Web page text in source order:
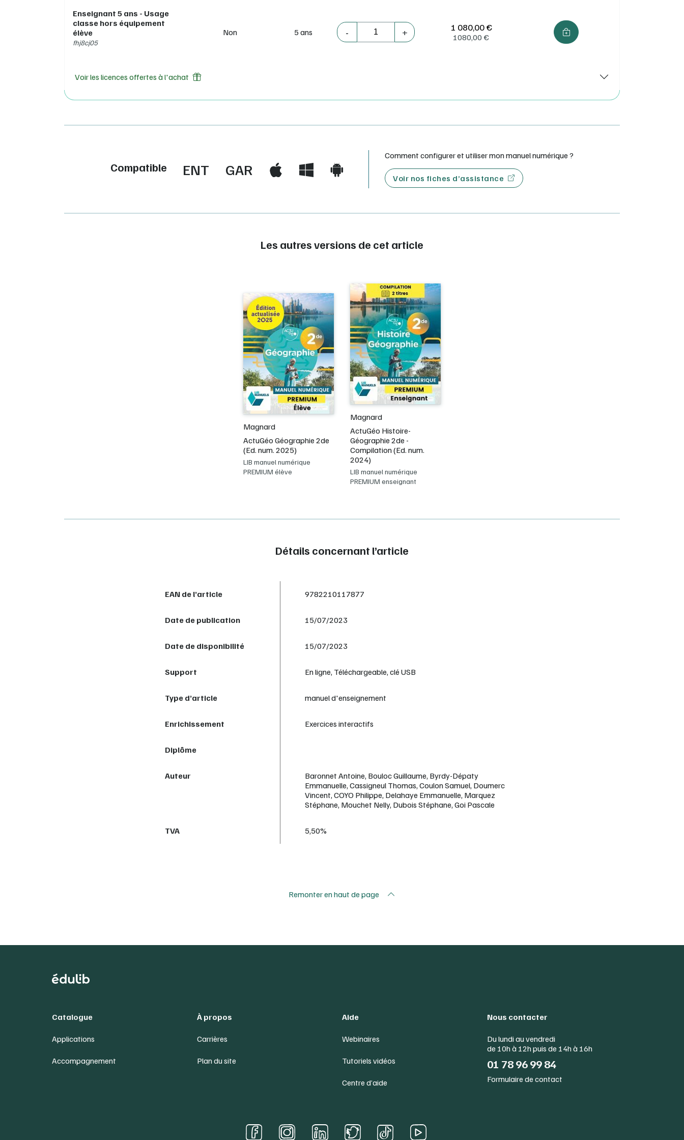
Enseignant 5 ans - Usage
classe hors équipement
élève
fhj8cj05
Non 5 ans - + 1 080,00 €
1080,00€
Voir les licences offertes à l'achat
Compatible ENT GAR
Comment configurer et utiliser mon manuel numérique ?
Voir nos fiches d’assistance
Les autres versions de cet article
Magnard
ActuGéo Géographie 2de
(Ed. num. 2025)
LIB manuel numérique
PREMIUM élève
Magnard
ActuGéo Histoire-
Géographie 2de -
Compilation (Ed. num.
2024)
LIB manuel numérique
PREMIUM enseignant
Détails concernant l’article
EAN de l’article 9782210117877
Date de publication 15/07/2023
Date de disponibilité 15/07/2023
Support En ligne, Téléchargeable, clé USB
Type d’article manuel d'enseignement
Enrichissement Exercices interactifs
Diplôme
Auteur
Baronnet Antoine, Bouloc Guillaume, Byrdy-Dépaty
Emmanuelle, Cassigneul Thomas, Coulon Samuel, Doumerc
Vincent, COYO Philippe, Delahaye Emmanuelle, Marquez
Stéphane, Mouchet Nelly, Dubois Stéphane, Goi Pascale
TVA 5,50%
Remonter en haut de page
Catalogue
Applications
Accompagnement
À propos
Carrières
Plan du site
Aide
Webinaires
Tutoriels vidéos
Centre d’aide
Nous contacter
Du lundi au vendredi
de 10h à 12h puis de 14h à 16h
01 78 96 99 84
Formulaire de contact